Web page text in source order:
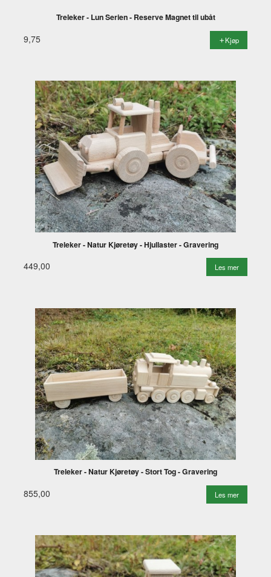
Treleker - Lun Serien - Reserve Magnet til ubåt
9,75 Kjøp
Treleker - Natur Kjøretøy - Hjullaster - Gravering
449,00 Les mer
Treleker - Natur Kjøretøy - Stort Tog - Gravering
855,00 Les mer